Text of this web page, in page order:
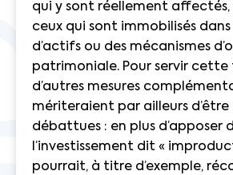
qui y sont réellement
ceux qui sont immobilisés dans
d’actifs ou des mécanismes
patrimoniale. Pour servir cette
d’autres mesures
mériteraient par ailleurs d’être
débattues : en plus d’apposer
l’investissement dit «
pourrait, à titre d’exemple,